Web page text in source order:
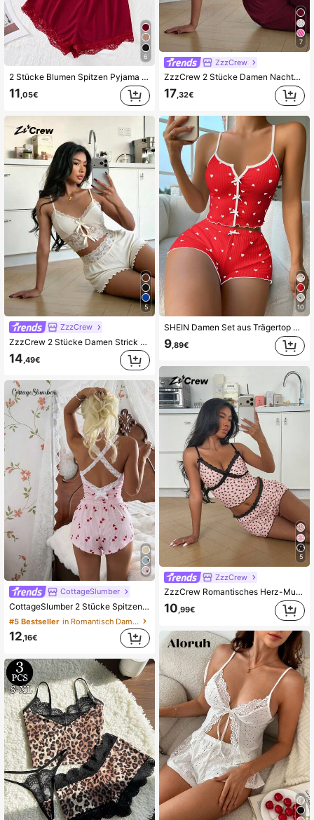
6
2 Stücke Blumen Spitzen Pyjama Set, V-Ausschnitt einfarbig bequemer Strick gestreifter Unterarm Stoff Schleife Top und Shorts, Damen Nachtwäsche, Weihnachtsgeschenk
11,05€
5
ZzzCrew
ZzzCrew 2 Stücke Damen Strick Rippenpyjama Set, sexy Spitzen Trägerhemd mit Schleifenakzent kombiniert mit Shorts, Sommerschlafanzug
14 ,49€
CottageSlumber
CottageSlumber 2 Stücke Spitzen-Patchwork Herz Jacquard Strick Kreuz-Rücken Passform Damen Pyjama Set
#5 Bestseller in Romantisch Damen Nachtwäsche
12,16€
7
ZzzCrew
ZzzCrew 2 Stücke Damen Nachtwäsche Set, lässiges Spitzen Trägerhemd und Hose, Schleifendekor, Sommer Pyjama Set
17,32€
10
SHEIN Damen Set aus Trägertop mit Herz-Muster und Shorts als lässige Schlafanzug
9,89€
5
ZzzCrew
ZzzCrew Romantisches Herz-Muster Spitzenbesatz Passform Damen Pyjama Set
10,99€